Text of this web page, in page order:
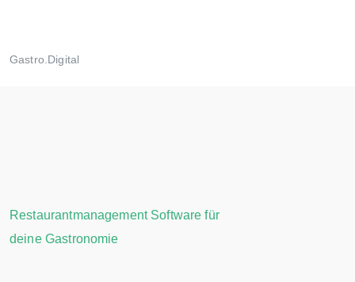
Gastro.Digital
Restaurantmanagement Software für
deine Gastronomie